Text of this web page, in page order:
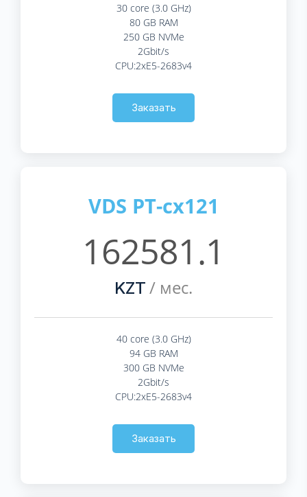
30 core (3.0 GHz)
80 GB RAM
250 GB NVMe
2Gbit/s
CPU:2xE5-2683v4
Заказать
VDS PT-cx121
162581.1
KZT / мес.
40 core (3.0 GHz)
94 GB RAM
300 GB NVMe
2Gbit/s
CPU:2xE5-2683v4
Заказать